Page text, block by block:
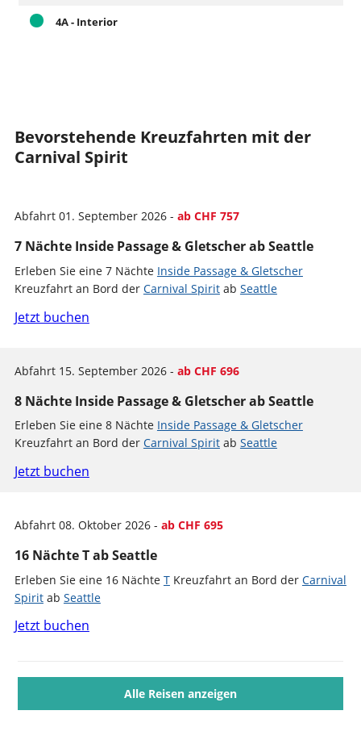
4A - Interior
Bevorstehende Kreuzfahrten mit der
Carnival Spirit
Abfahrt 01. September 2026 - ab CHF 757
7 Nächte Inside Passage & Gletscher ab Seattle
Erleben Sie eine 7 Nächte Inside Passage & Gletscher
Kreuzfahrt an Bord der Carnival Spiritab Seattle
Jetzt buchen
Abfahrt 15. September 2026 - ab CHF 696
8 Nächte Inside Passage & Gletscher ab Seattle
Erleben Sie eine 8 Nächte Inside Passage & Gletscher
Kreuzfahrt an Bord der Carnival Spiritab Seattle
Jetzt buchen
Abfahrt 08. Oktober 2026 - ab CHF 695
16 Nächte T ab Seattle
Erleben Sie eine 16 Nächte TKreuzfahrt an Bord der Carnival
Spiritab Seattle
Jetzt buchen
Alle Reisen anzeigen